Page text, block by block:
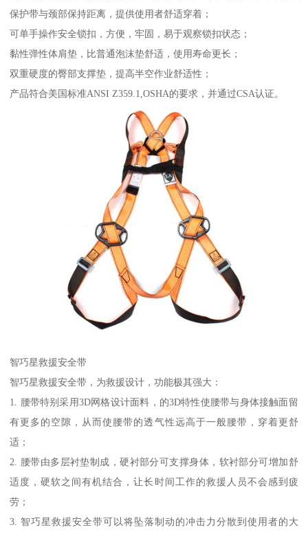
保护带与颈部保持距离，提供使用者舒适穿着；
可单手操作安全锁扣，方便，牢固，易于观察锁扣状态；
黏性弹性体肩垫，比普通泡沫垫舒适，使用寿命更长；
双重硬度的臀部支撑垫，提高半空作业舒适性；
产品符合美国标准ANSI Z359.1,OSHA的要求，并通过CSA认证。
智巧星救援安全带
智巧星救援安全带，为救援设计，功能极其强大：
1. 腰带特别采用3D网格设计面料，的3D特性使腰带与身体接触面留
有更多的空隙，从而使腰带的透气性远高于一般腰带，穿着更舒
适；
2. 腰带由多层衬垫制成，硬衬部分可支撑身体，软衬部分可增加舒
适度，硬软之间有机结合，让长时间工作的救援人员不会感到疲
劳；
3. 智巧星救援安全带可以将坠落制动的冲击力分散到使用者的大